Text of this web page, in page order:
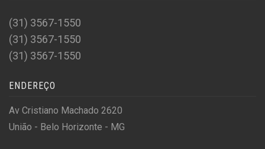
(31) 3567-1550
(31) 3567-1550
(31) 3567-1550
ENDEREÇO
Av Cristiano Machado 2620
União - Belo Horizonte - MG